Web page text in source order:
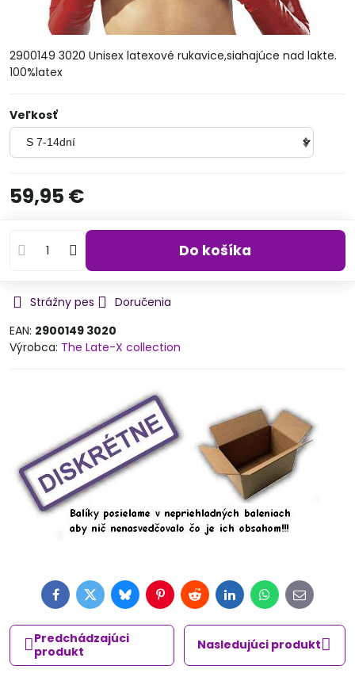
2900149 3020 Unisex latexové rukavice,siahajúce nad lakte.
100%latex
Veľkosť
59,95 €
Do košíka
Strážny pes
Doručenia
EAN: 2900149 3020
Výrobca: The Late-X collection
FacebookTwitterBlueskyPinterestRedditLinkedInWhatsApp
E-
mail
Predchádzajúci
produkt
Nasledujúci produkt